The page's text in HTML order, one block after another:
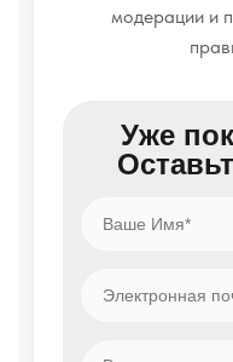
модерации и
Уже